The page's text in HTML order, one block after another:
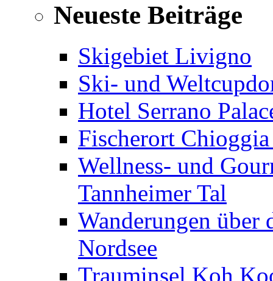
Neueste Beiträge
Skigebiet Livigno
Ski- und
Hotel Serrano
Fischerort
Wellness- und
Tannheimer Tal
Wanderungen über
Nordsee
Trauminsel Koh